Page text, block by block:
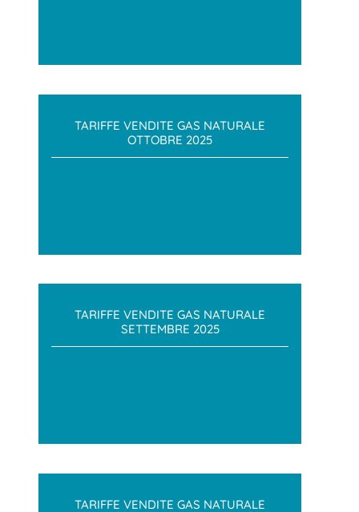
TARIFFE VENDITE GAS NATURALE
OTTOBRE 2025
TARIFFE VENDITE GAS NATURALE
SETTEMBRE 2025
TARIFFE VENDITE GAS NATURALE